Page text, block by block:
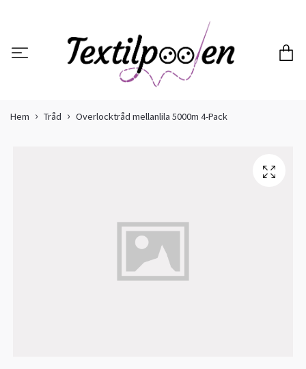
Hem Tråd Overlocktråd mellanlila 5000m 4-Pack